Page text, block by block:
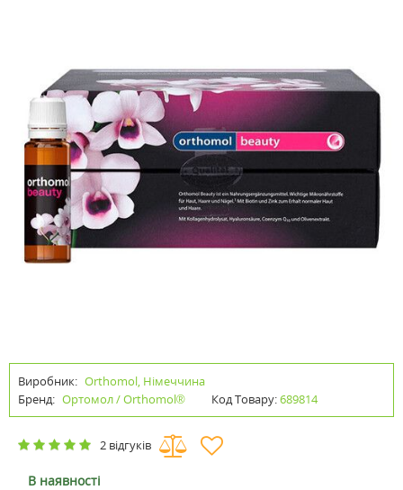
Виробник: Orthomol, Німеччина
Бренд: Ортомол / Orthomol® Код Товару:689814
2 відгуків
В наявності